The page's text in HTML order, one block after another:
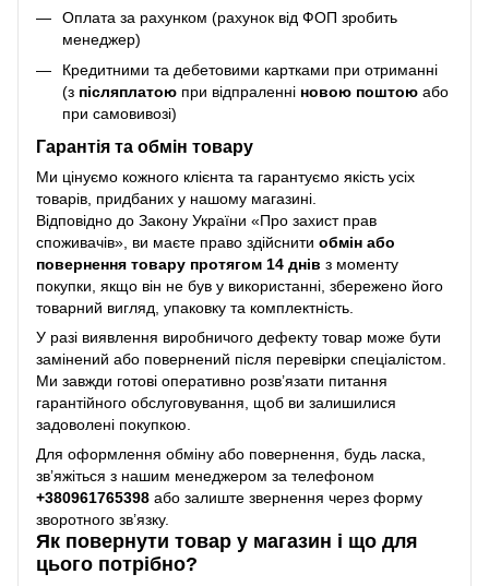
Оплата за рахунком (рахунок від ФОП зробить
менеджер)
Кредитними та дебетовими картками при отриманні
(з післяплатою при відпраленні новою поштою або
при самовивозі)
Гарантія та обмін товару
Ми цінуємо кожного клієнта та гарантуємо якість усіх
товарів, придбаних у нашому магазині.
Відповідно до Закону України «Про захист прав
споживачів», ви маєте право здійснити обмін або
повернення товару протягом 14 днів з моменту
покупки, якщо він не був у використанні, збережено його
товарний вигляд, упаковку та комплектність.
У разі виявлення виробничого дефекту товар може бути
замінений або повернений після перевірки спеціалістом.
Ми завжди готові оперативно розв’язати питання
гарантійного обслуговування, щоб ви залишилися
задоволені покупкою.
Для оформлення обміну або повернення, будь ласка,
зв’яжіться з нашим менеджером за телефоном
+380961765398 або залиште звернення через форму
зворотного зв’язку.
Як повернути товар у магазин і що для
цього потрібно?